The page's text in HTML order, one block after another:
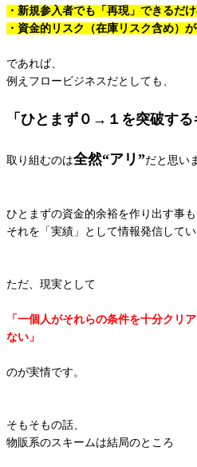
・新規参入者でも「再現」できるだ
・資金的リスク（在庫リスク含め）
であれば、
例えフロービジネスだとしても、
「ひとまず０→１を突破する
取り組むのは全然“アリ”だと思い
ひとまずの資金的余裕を作り出す事も
それを「実績」として情報発信して
ただ、現実として
「一個人がそれらの条件を十分クリ
ない」
のが実情です。
そもそもの話、
物販系のスキームは結局のところ